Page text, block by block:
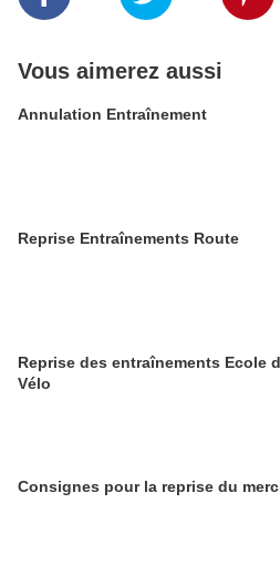
Vous aimerez aussi
Annulation Entraînement
Reprise Entraînements Route
Reprise des entraînements Ecole
Vélo
Consignes pour la reprise du